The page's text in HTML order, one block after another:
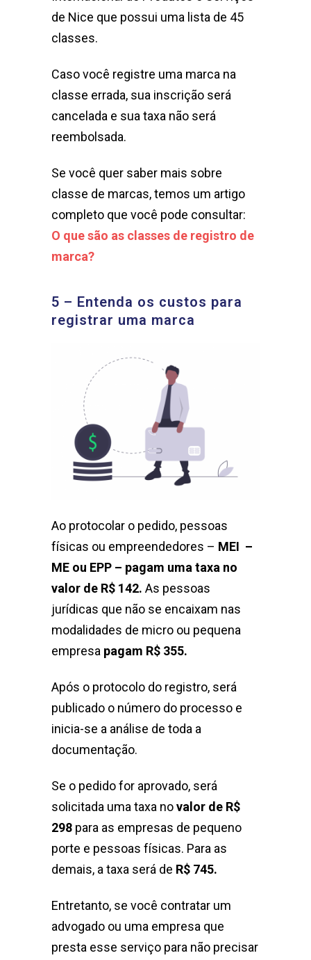
de Nice que possui uma lista de 45
classes.
Caso você registre uma marca na
classe errada, sua inscrição será
cancelada e sua taxa não será
reembolsada.
Se você quer saber mais sobre
classe de marcas, temos um artigo
completo que você pode consultar:
O que são as classes de registro de
marca?
5 – Entenda os custos para
registrar uma marca
Ao protocolar o pedido, pessoas
físicas ou empreendedores – MEI –
ME ou EPP – pagam uma taxa no
valor de R$ 142. As pessoas
jurídicas que não se encaixam nas
modalidades de micro ou pequena
empresa pagam R$ 355.
Após o protocolo do registro, será
publicado o número do processo e
inicia-se a análise de toda a
documentação.
Se o pedido for aprovado, será
solicitada uma taxa novalor de R$
298 para as empresas de pequeno
porte e pessoas físicas. Para as
demais, a taxa será de R$ 745.
Entretanto, se você contratar um
advogado ou uma empresa que
presta esse serviço para não precisar